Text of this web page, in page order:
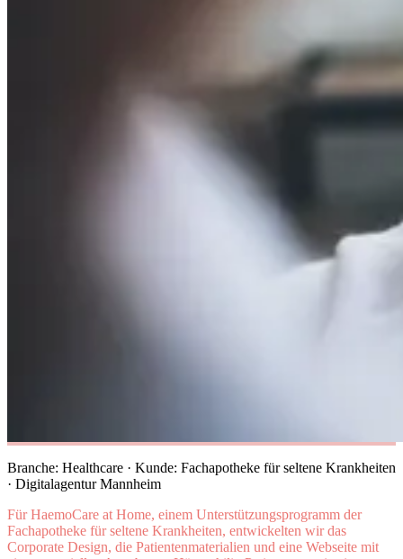
Branche: Healthcare · Kunde: Fachapotheke für seltene Krankheiten
· Digitalagentur Mannheim
Für HaemoCare at Home, einem Unterstützungsprogramm der
Fachapotheke für seltene Krankheiten, entwickelten wir das
Corporate Design, die Patientenmaterialien und eine Webseite mit